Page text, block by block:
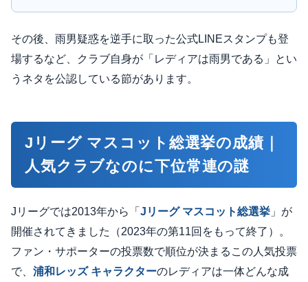
その後、雨男疑惑を逆手に取った公式LINEスタンプも登
場するなど、クラブ自身が「レディアは雨男である」とい
うネタを公認している節があります。
Jリーグ マスコット総選挙の成績｜
人気クラブなのに下位常連の謎
Jリーグでは2013年から「 Jリーグ マスコット総選挙 」が
開催されてきました（2023年の第11回をもって終了）。
ファン・サポーターの投票数で順位が決まるこの人気投票
で、 浦和レッズ キャラクターのレディアは一体どんな成